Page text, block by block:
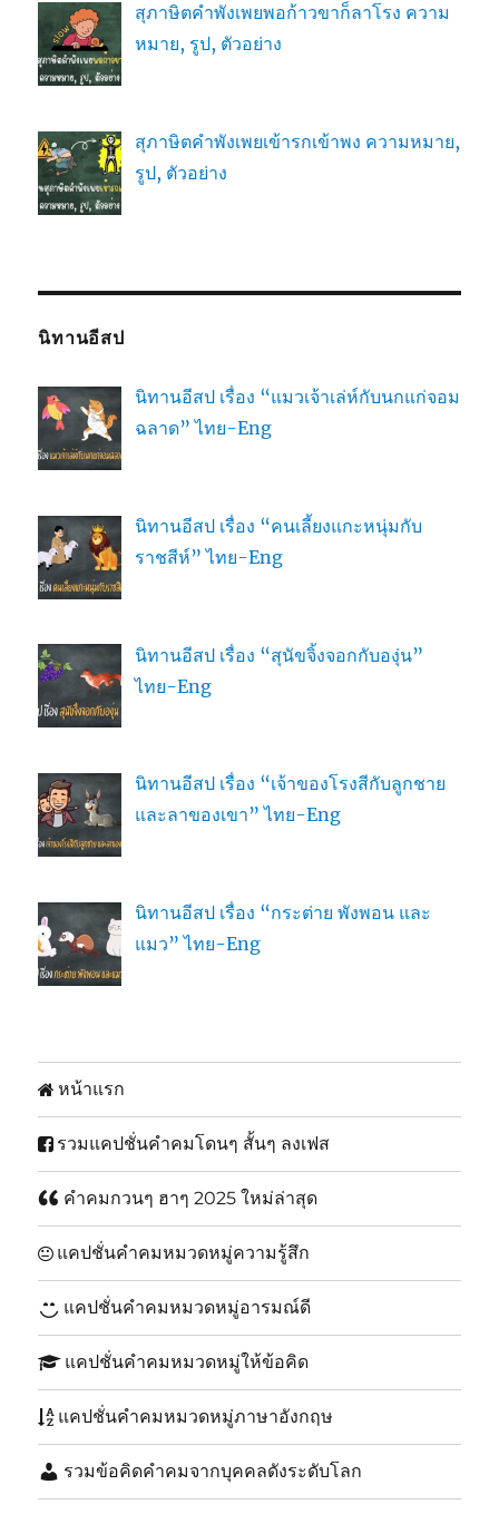
สุภาษิตคำพังเพยพอก้าวขาก็ลาโรง ความ
หมาย, รูป, ตัวอย่าง
สุภาษิตคำพังเพยเข้ารกเข้าพง ความหมาย,
รูป, ตัวอย่าง
นิทานอีสป
นิทานอีสป เรื่อง “แมวเจ้าเล่ห์กับนกแก่จอม
ฉลาด” ไทย-Eng
นิทานอีสป เรื่อง “คนเลี้ยงแกะหนุ่มกับ
ราชสีห์” ไทย-Eng
นิทานอีสป เรื่อง “สุนัขจิ้งจอกกับองุ่น”
ไทย-Eng
นิทานอีสป เรื่อง “เจ้าของโรงสีกับลูกชาย
และลาของเขา” ไทย-Eng
นิทานอีสป เรื่อง “กระต่าย พังพอน และ
แมว” ไทย-Eng
หน้าแรก
รวมแคปชั่นคำคมโดนๆ สั้นๆ ลงเฟส
คำคมกวนๆ ฮาๆ 2025 ใหม่ล่าสุด
แคปชั่นคำคมหมวดหมู่ความรู้สึก
แคปชั่นคำคมหมวดหมู่อารมณ์ดี
แคปชั่นคำคมหมวดหมู่ให้ข้อคิด
แคปชั่นคำคมหมวดหมู่ภาษาอังกฤษ
รวมข้อคิดคำคมจากบุคคลดังระดับโลก